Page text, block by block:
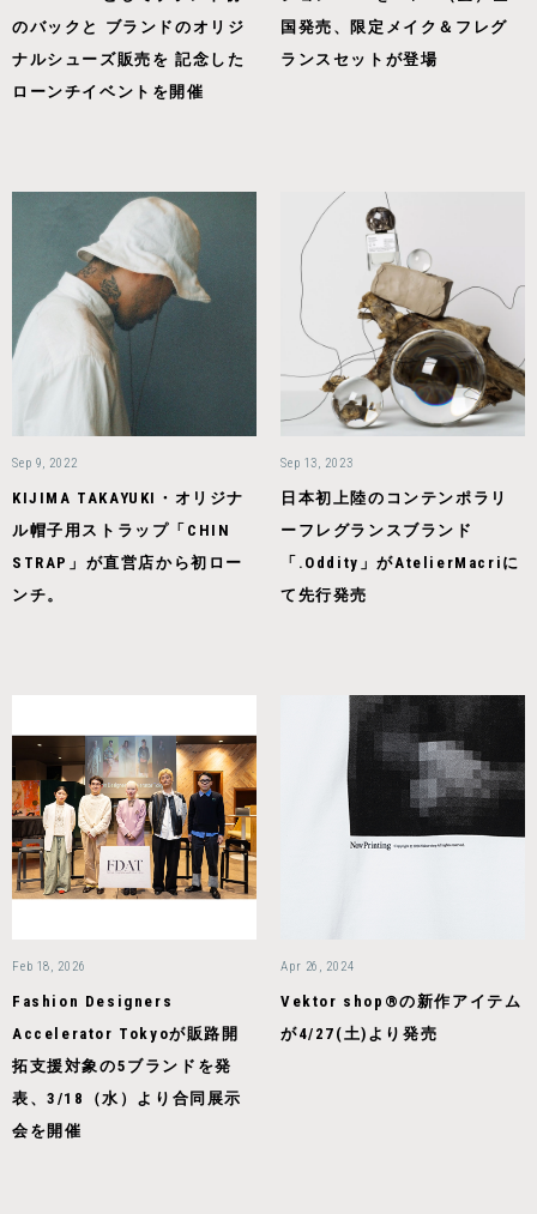
のバックと ブランドのオリジ
ナルシューズ販売を 記念した
ローンチイベントを開催
国発売、限定メイク＆フレグ
ランスセットが登場
Sep 9, 2022
KIJIMA TAKAYUKI・オリジナ
ル帽子用ストラップ「CHIN
STRAP」が直営店から初ロー
ンチ。
Sep 13, 2023
日本初上陸のコンテンポラリ
ーフレグランスブランド
「.Oddity」がAtelierMacriに
て先行発売
Feb 18, 2026
Fashion Designers
Accelerator Tokyoが販路開
拓支援対象の5ブランドを発
表、3/18（水）より合同展示
会を開催
Apr 26, 2024
Vektor shop®の新作アイテム
が4/27(土)より発売